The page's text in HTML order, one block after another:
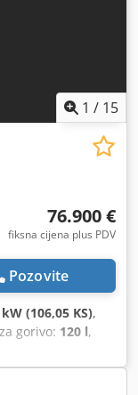
1 / 15
76.900 €
fiksna cijena plus PDV
Pozovite
(106,05 KS),
gorivo: 120 l,
uređaj,